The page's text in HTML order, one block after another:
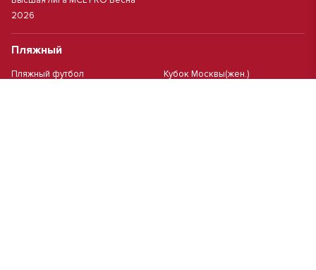
2026
Пляжный
Пляжный футбол Кубок Москвы(жен.)